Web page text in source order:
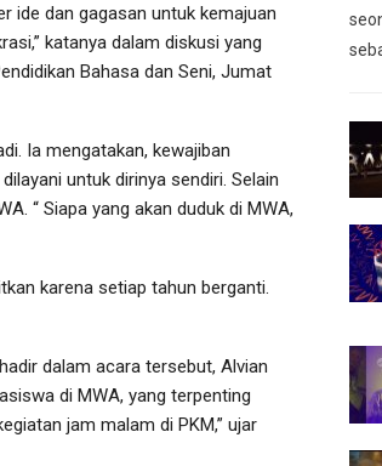
ide dan gagasan untuk kemajuan
katanya dalam diskusi yang
Bahasa dan Seni, Jumat
Ia mengatakan, kewajiban
untuk dirinya sendiri. Selain
“ Siapa yang akan duduk di MWA,
karena setiap tahun berganti.
dalam acara tersebut, Alvian
di MWA, yang terpenting
jam malam di PKM,” ujar